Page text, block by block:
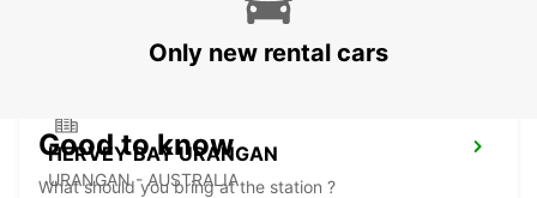
HERVEY BAY URANGAN
URANGAN - AUSTRALIA
Only new rental cars
Good to know
What should you bring at the station ?